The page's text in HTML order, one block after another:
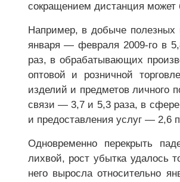
сокращением дистанция может
Например, в добыче полезных
января — февраля 2009-го в
раз, в обрабатывающих
оптовой и розничной
изделий и предметов личного
связи — 3,7 и 5,3 раза, в
и предоставления услуг — 2,6
Одновременно перекрыть
лихвой, рост убытка удалось
него выросла относительно